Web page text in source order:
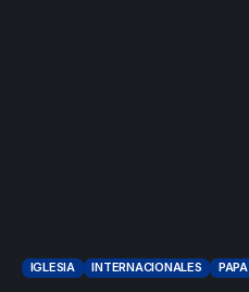
IGLESIA INTERNACIONALES